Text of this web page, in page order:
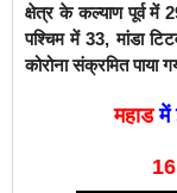
क्षेत्र के कल्याण पूर्व में
पश्चिम में 33, मांडा
कोरोना संक्रमित पाया
महाड में
16